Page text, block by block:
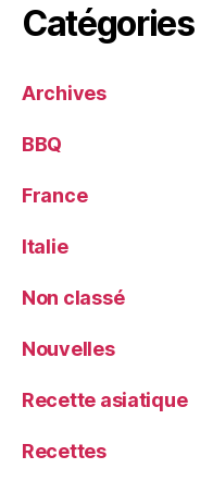
Catégories
Archives
BBQ
France
Italie
Non classé
Nouvelles
Recette asiatique
Recettes